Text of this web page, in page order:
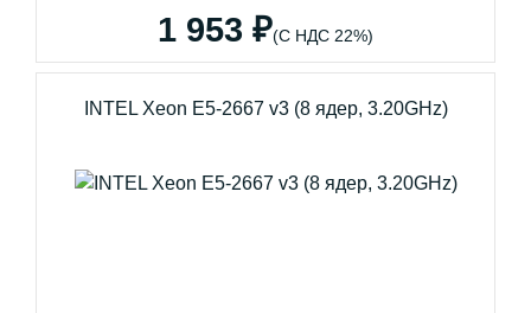
1 953 ₽(С НДС 22%)
INTEL Xeon E5-2667 v3 (8 ядер, 3.20GHz)